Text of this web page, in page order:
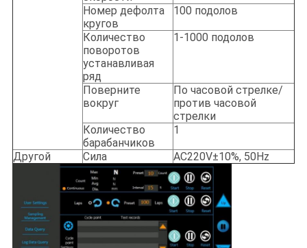
Номер дефолта
кругов
100 подолов
Количество
поворотов
устанавливая
ряд
1-1000 подолов
Поверните
вокруг
По часовой стрелке/
против часовой
стрелки
Количество
барабанчиков
1
Другой Сила AC220V±10%, 50Hz